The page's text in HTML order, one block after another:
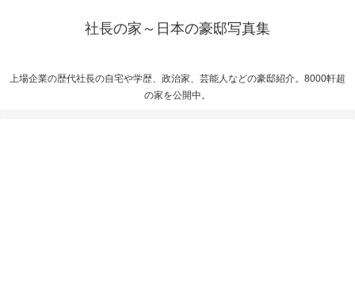
社長の家～日本の豪邸写真集
上場企業の歴代社長の自宅や学歴、政治家、芸能人などの豪邸紹介。8000軒超
の家を公開中。